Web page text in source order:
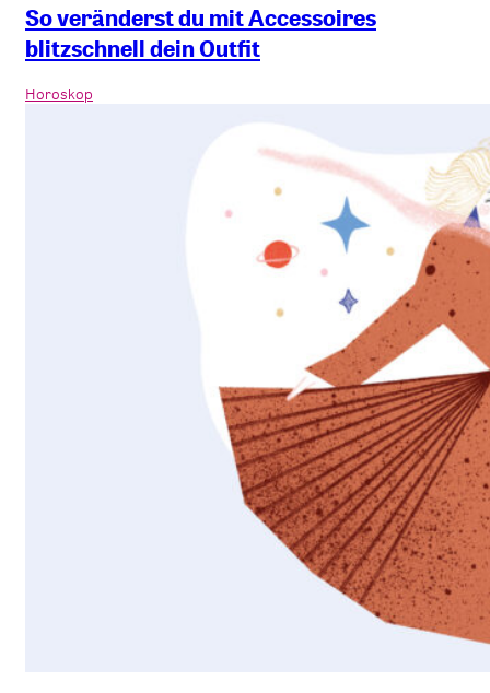
So veränderst du mit Accessoires
blitzschnell dein Outfit
Horoskop